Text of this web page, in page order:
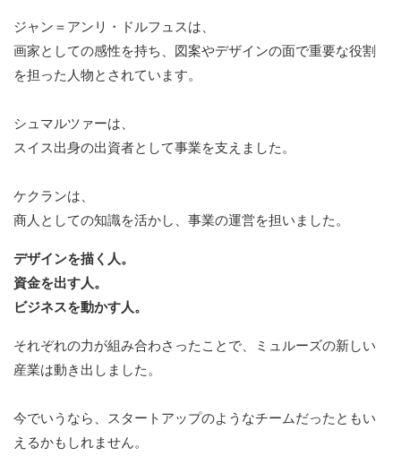
ジャン＝アンリ・ドルフュスは、
画家としての感性を持ち、図案やデザインの面で重要な役割
を担った人物とされています。
シュマルツァーは、
スイス出身の出資者として事業を支えました。
ケクランは、
商人としての知識を活かし、事業の運営を担いました。
デザインを描く人。
資金を出す人。
ビジネスを動かす人。
それぞれの力が組み合わさったことで、ミュルーズの新しい
産業は動き出しました。
今でいうなら、スタートアップのようなチームだったともい
えるかもしれません。